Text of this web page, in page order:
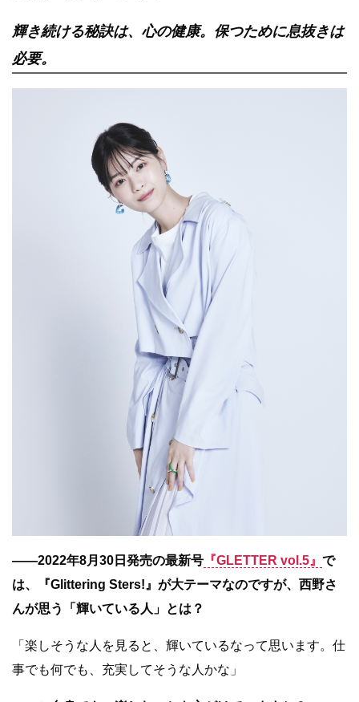
輝き続ける秘訣は、心の健康。保つために息抜きは
必要。
――2022年8月30日発売の最新号 『GLETTER vol.5』 で
は、『Glittering Sters!』が大テーマなのですが、西野さ
んが思う「輝いている人」とは？
「楽しそうな人を見ると、輝いているなって思います。仕
事でも何でも、充実してそうな人かな」